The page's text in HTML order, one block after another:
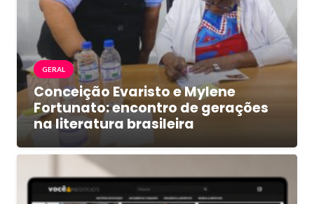
GERAL
Conceição Evaristo e Mylene
Fortunato: encontro de gerações
na literatura brasileira